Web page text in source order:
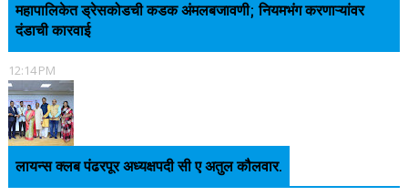
महापालिकेत ड्रेसकोडची कडक अंमलबजावणी; नियमभंग करणाऱ्यांवर
दंडाची कारवाई
12:14 PM
लायन्स क्लब पंढरपूर अध्यक्षपदी सी ए अतुल कौलवार.